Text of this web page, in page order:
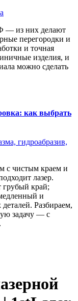
— из них делают
перегородки и
и точная
изделия, и
можно сделать
как выбрать
с чистым краем и
лазер.
грубый край;
и
Разбираем,
задачу — с